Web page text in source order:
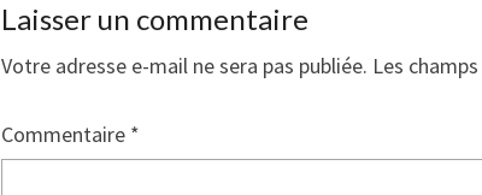
Laisser un commentaire
Votre adresse e-mail ne sera pas publiée. Les
Commentaire *